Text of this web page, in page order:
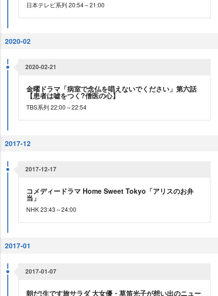
日本テレビ系列 20:54～21:00
2020-02
2020-02-21
金曜ドラマ「病室で念仏を唱えないでください」第六話
【患者は嘘をつく?僧医の心】
TBS系列 22:00～22:54
2017-12
2017-12-17
コメディードラマ Home Sweet Tokyo「アリスのお弁
当」
NHK 23:43～24:00
2017-01
2017-01-07
朝だ!生です旅サラダ 大女優・草笛光子が想い出のニュー